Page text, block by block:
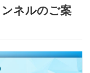
ネルのご案